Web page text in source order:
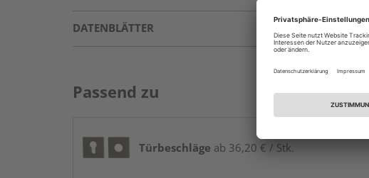
DATENBLÄTTER
Passend zu
Türbeschläge ab 36,20 € / Stk.